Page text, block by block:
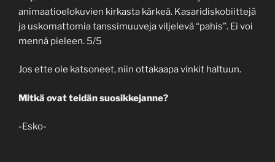
animaatioelokuvien kirkasta kärkeä. Kasaridiskobiittejä
ja uskomattomia tanssimuuveja viljelevä “pahis”. Ei voi
mennä pieleen. 5/5
Jos ette ole katsoneet, niin ottakaapa vinkit haltuun.
Mitkä ovat teidän suosikkejanne?
-Esko-